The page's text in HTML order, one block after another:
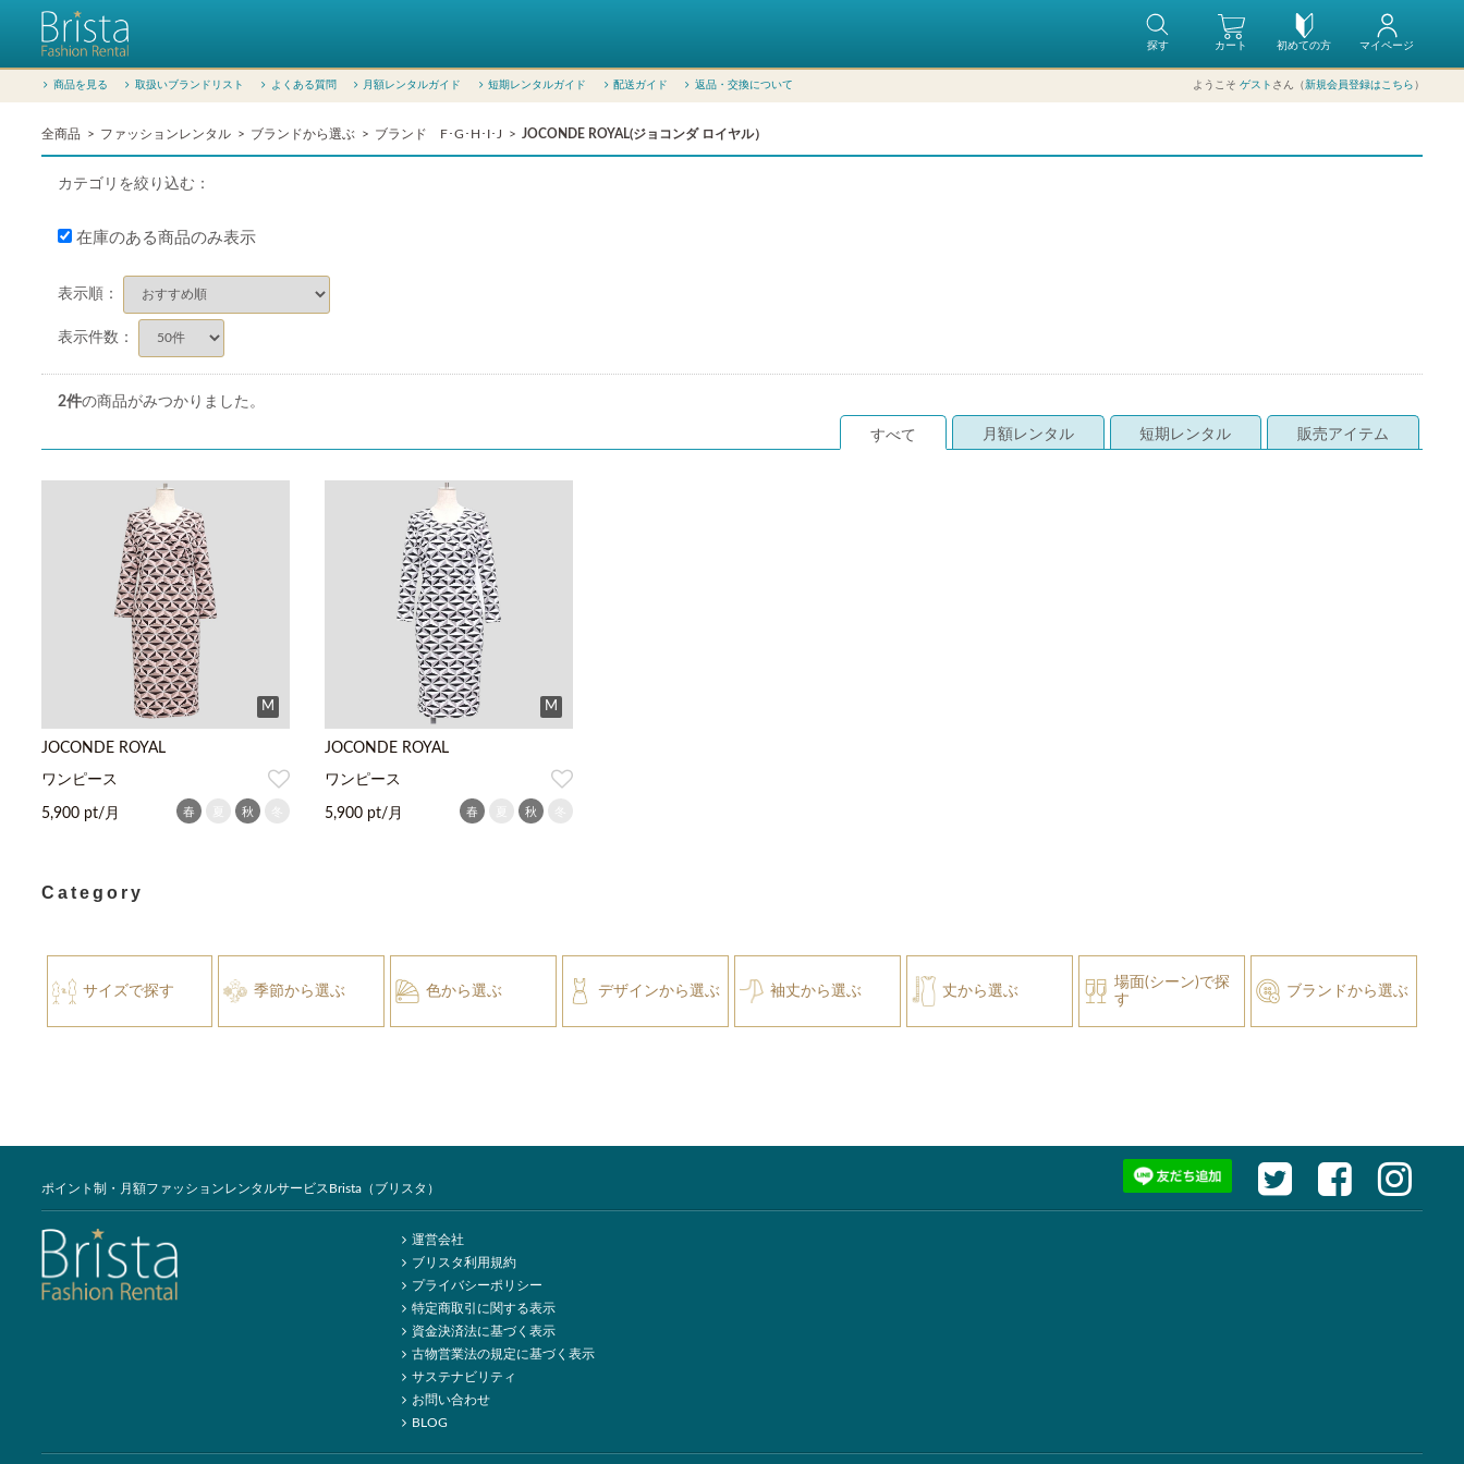
初めての方
カート マイページ
探す
商品を見る 取扱いブランドリスト よくある質問 月額レンタルガイド 短期レンタルガイド 配送ガイド 返品・交換について ようこそ ゲスト さん（新規会員登録はこちら ）
全商品 ファッションレンタル ブランドから選ぶ ブランド F･G･H･I･J JOCONDE ROYAL(ジョコンダ ロイヤル）
カテゴリを絞り込む：
在庫のある商品のみ表示
表示順：
表示件数：
2件の商品がみつかりました。
すべて 月額レンタル 短期レンタル 販売アイテム
M
JOCONDE ROYAL
ワンピース
5,900 pt/月 春 秋
M
JOCONDE ROYAL
ワンピース
5,900 pt/月 春 秋
Category
サイズで探す 季節から選ぶ 色から選ぶ デザインから選ぶ 袖丈から選ぶ 丈から選ぶ
場面(シーン)で探
す
ブランドから選ぶ
ポイント制・月額ファッションレンタルサービスBrista（ブリスタ）
運営会社
ブリスタ利用規約
プライバシーポリシー
特定商取引に関する表示
資金決済法に基づく表示
古物営業法の規定に基づく表示
サステナビリティ
お問い合わせ
BLOG